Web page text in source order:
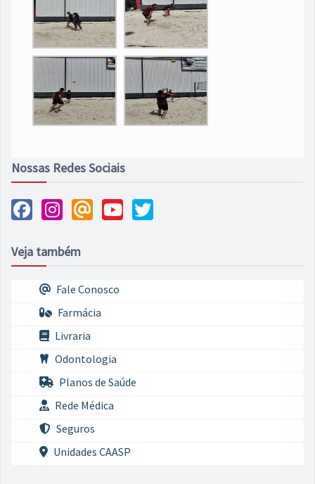
Nossas Redes Sociais
Veja também
Fale Conosco
Farmácia
Livraria
Odontologia
Planos de Saúde
Rede Médica
Seguros
Unidades CAASP